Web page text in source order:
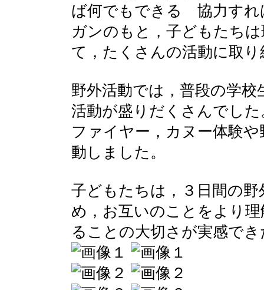
ば何でもできる 協力すれ
ガンのもと，子どもたち
て，たくさんの活動に取
野外活動では，普段の学
活動が盛りだくさんでし
ファイヤー，カヌー体験
動しました。
子どもたちは，３日間の
め，お互いのことをより
ることの大切さが実感で